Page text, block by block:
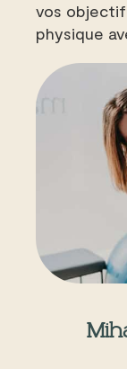
vos
physique